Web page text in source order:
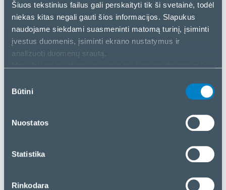
Šiuos tekstinius failus gali perskaityti tik ši svetainė, todėl
niekas kitas negali gauti šios informacijos. Slapukus
naudojame siekdami suasmeninti matomą turinį, įsiminti
įvestus duomenis, įsiminti ekrano nustatymus ir
analizuoti duomenų srautą.
analizės partneriais. Jei su tuo sutinkate, spustelėkite
„Tvarkyti/atmesti“.
pasirinkimas
Būtini
Nuostatos
Statistika
Rinkodara
Naujienos
19 Geg, 2025
Axagon